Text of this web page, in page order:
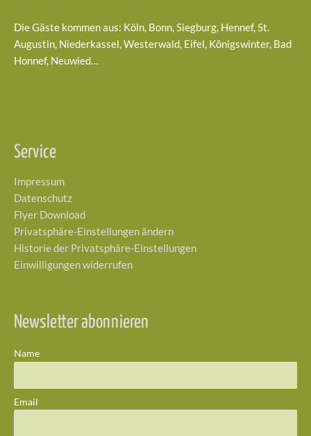
Die Gäste kommen aus: Köln, Bonn, Siegburg, Hennef, St.
Augustin, Niederkassel, Westerwald, Eifel, Königswinter, Bad
Honnef, Neuwied…
Service
Impressum
Datenschutz
Flyer Download
Privatsphäre-Einstellungen ändern
Historie der Privatsphäre-Einstellungen
Einwilligungen widerrufen
Newsletter abonnieren
Name
Email